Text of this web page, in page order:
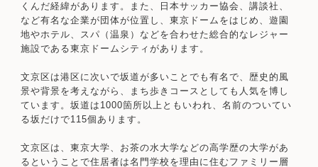
くんだ経緯があります。また、日本サッカー協会、講談社、
など有名な企業が団体が位置し、東京ドームをはじめ、遊園
地やホテル、スパ（温泉）などを合わせた総合的なレジャー
施設である東京ドームシティがあります。
文京区は港区に次いで坂道が多いことでも有名で、歴史的風
景や背景を考えながら、まち歩きコースとしても人気を博し
ています。坂道は1000箇所以上ともいわれ、名前のついてい
る坂だけで115個あります。
文京区は、東京大学、お茶の水大学などの高学歴の大学があ
るということで住居者は名門学校を理由に住むファミリー層